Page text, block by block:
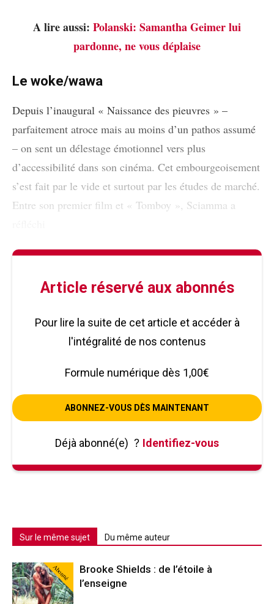
A lire aussi: Polanski: Samantha Geimer lui
pardonne, ne vous déplaise
Le woke/wawa
Depuis l’inaugural « Naissance des pieuvres » –
parfaitement atroce mais au moins d’un pathos assumé
– on sent un délestage émotionnel vers plus
d’accessibilité dans son cinéma. Cet embourgeoisement
s’est fait par le vide et surtout par les études de marché.
Entre son premier film et « Tomboy », Sciamma a
Article réservé aux abonnés
Pour lire la suite de cet article et accéder à
l'intégralité de nos contenus
Formule numérique dès 1,00€
ABONNEZ-VOUS DÈS MAINTENANT
Déjà abonné(e) ? Identifiez-vous
Sur le même sujet Du même auteur
Abonné
Brooke Shields : de l’étoile à
l’enseigne